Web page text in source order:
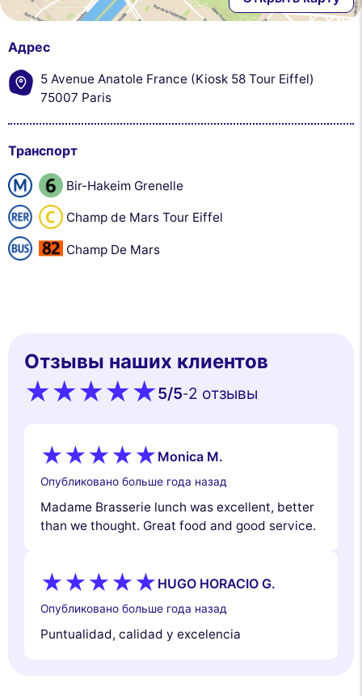
Адрес
5 Avenue Anatole France (Kiosk 58 Tour Eiffel)
75007 Paris
Транспорт
Bir-Hakeim Grenelle
Champ de Mars Tour Eiffel
Champ De Mars
Отзывы наших клиентов
5/5-2 oтзывы
Monica M.
Опубликовано больше года назад
Madame Brasserie lunch was excellent, better
than we thought. Great food and good service.
HUGO HORACIO G.
Опубликовано больше года назад
Puntualidad, calidad y excelencia